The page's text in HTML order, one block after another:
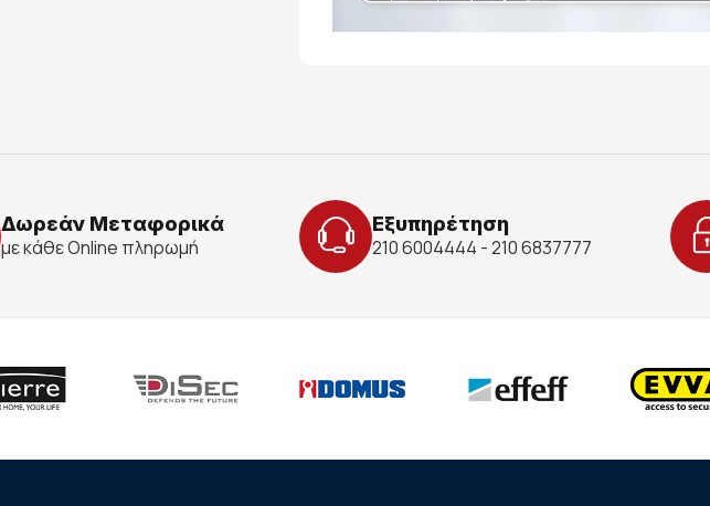
Δωρεάν Μεταφορικά
με κάθε Online πληρωμή
Εξυπηρέτηση
210 6004444 - 210 6837777